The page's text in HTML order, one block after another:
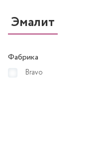
Эмалит
Фабрика
Bravo